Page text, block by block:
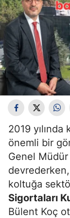
2019 yılında
önemli bir
Genel
koltuğa
Sigortaları
Bülent Koç